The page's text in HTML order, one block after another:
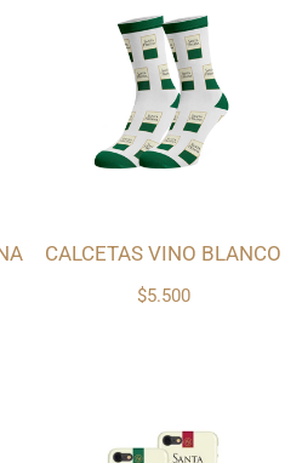
$5.500
CALCETAS VINO BLANCO